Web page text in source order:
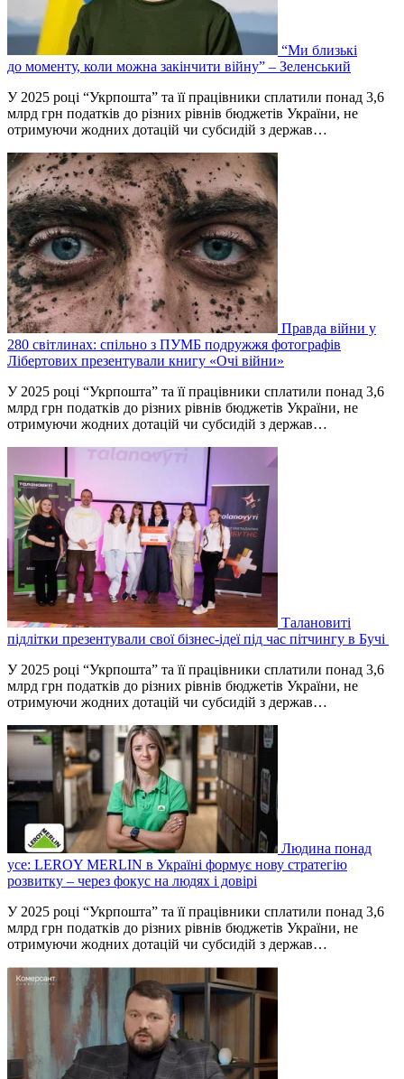
“Ми близькі
до моменту, коли можна закінчити війну” – Зеленський
У 2025 році “Укрпошта” та її працівники сплатили понад 3,6
млрд грн податків до різних рівнів бюджетів України, не
отримуючи жодних дотацій чи субсидій з держав…
Правда війни у
280 світлинах: спільно з ПУМБ подружжя фотографів
Лібертових презентували книгу «Очі війни»
У 2025 році “Укрпошта” та її працівники сплатили понад 3,6
млрд грн податків до різних рівнів бюджетів України, не
отримуючи жодних дотацій чи субсидій з держав…
Талановиті
підлітки презентували свої бізнес-ідеї під час пітчингу в Бучі
У 2025 році “Укрпошта” та її працівники сплатили понад 3,6
млрд грн податків до різних рівнів бюджетів України, не
отримуючи жодних дотацій чи субсидій з держав…
Людина понад
усе: LEROY MERLIN в Україні формує нову стратегію
розвитку – через фокус на людях і довірі
У 2025 році “Укрпошта” та її працівники сплатили понад 3,6
млрд грн податків до різних рівнів бюджетів України, не
отримуючи жодних дотацій чи субсидій з держав…